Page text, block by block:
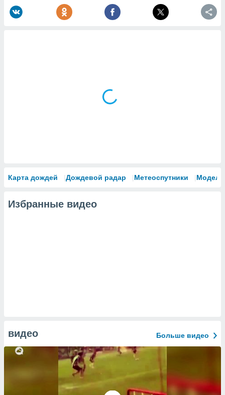
Карта дождей Дождевой радар Метеоспутники Модели
Избранные видео
видео Больше видео